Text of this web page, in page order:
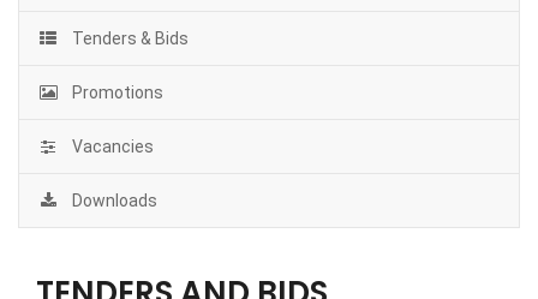
Tenders & Bids
Promotions
Vacancies
Downloads